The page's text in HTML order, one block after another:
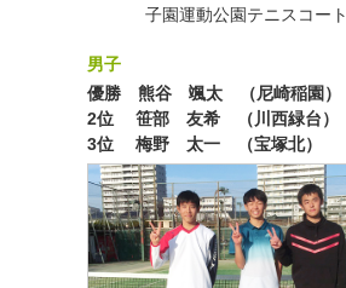
子園運動公園テニスコート
男子
優勝 熊谷 颯太 （尼崎稲園）
2位 笹部 友希 （川西緑台）
3位 梅野 太一 （宝塚北）